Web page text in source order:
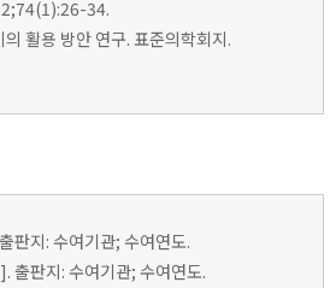
34.
활용 방안 연구. 표준의학회지.
판지: 수여기관; 수여연도.
출판지: 수여기관; 수여연도.